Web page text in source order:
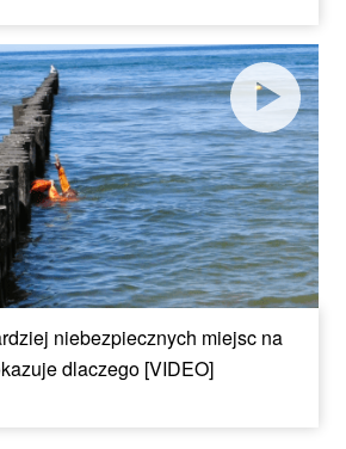
niebezpiecznych miejsc na
dlaczego [VIDEO]